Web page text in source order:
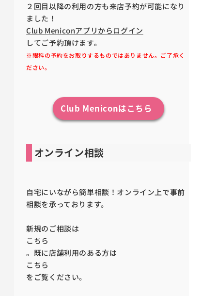
２回目以降の利用の方も来店予約が可能になり
ました！
Club Meniconアプリからログイン
してご予約頂けます。
※眼科の予約をお取りするものではありません。ご了承く
ださい。
Club Meniconはこちら
オンライン相談
自宅にいながら簡単相談！オンライン上で事前
相談を承っております。
新規のご相談は
こちら
。既に店舗利用のある方は
こちら
をご覧ください。